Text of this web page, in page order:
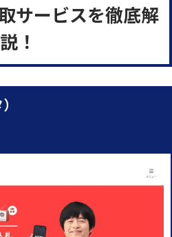
サービスを徹底解
説！